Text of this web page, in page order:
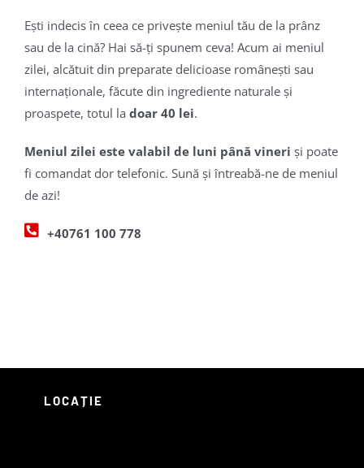
Ești indecis în ceea ce privește meniul tău de la prânz
sau de la cină? Hai să-ți spunem ceva! Acum ai meniul
zilei, alcătuit din preparate delicioase românești sau
internaționale, făcute din ingrediente naturale și
proaspete, totul la doar 40 lei.
Meniul zilei este valabil de luni până vineri și poate
fi comandat dor telefonic. Sună și întreabă-ne de meniul
de azi!
+40761 100 778
LOCAȚIE